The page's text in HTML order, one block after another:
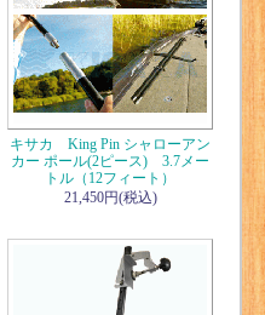
キサカ King Pin シャローアン
カー ポール(2ピース) 3.7メー
トル（12フィート）
21,450円(税込)